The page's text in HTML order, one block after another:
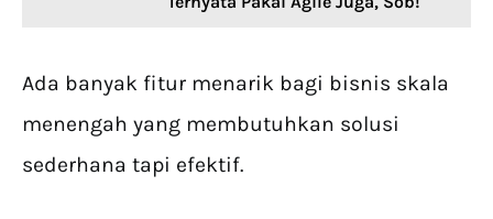
Ada banyak fitur menarik bagi bisnis skala
menengah yang membutuhkan solusi
sederhana tapi efektif.